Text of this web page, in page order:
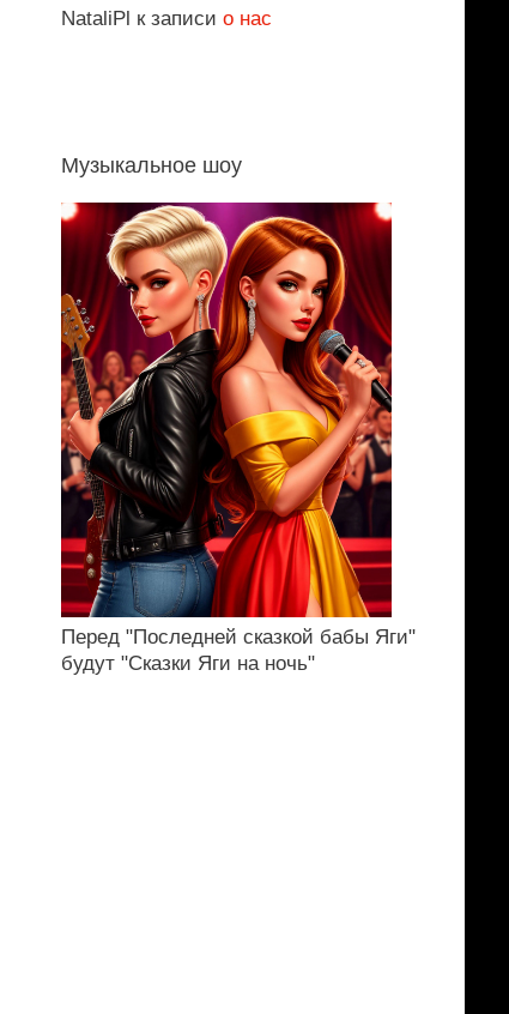
NataliPl к записи о нас
Музыкальное шоу
Перед "Последней сказкой бабы Яги"
будут "Сказки Яги на ночь"